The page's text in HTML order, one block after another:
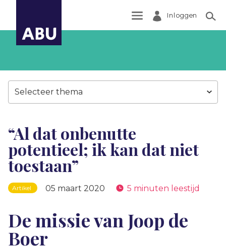
Inloggen
Selecteer thema
“Al dat onbenutte
potentieel; ik kan dat niet
toestaan”
Artikel 05 maart 2020 5 minuten leestijd
De missie van Joop de
Boer